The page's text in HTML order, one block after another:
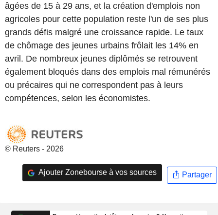
âgées de 15 à 29 ans, et la création d'emplois non
agricoles pour cette population reste l'un de ses plus
grands défis malgré une croissance rapide. Le taux
de chômage des jeunes urbains frôlait les 14% en
avril. De nombreux jeunes diplômés se retrouvent
également bloqués dans des emplois mal rémunérés
ou précaires qui ne correspondent pas à leurs
compétences, selon les économistes.
© Reuters - 2026
Ajouter Zonebourse à vos sources Partager